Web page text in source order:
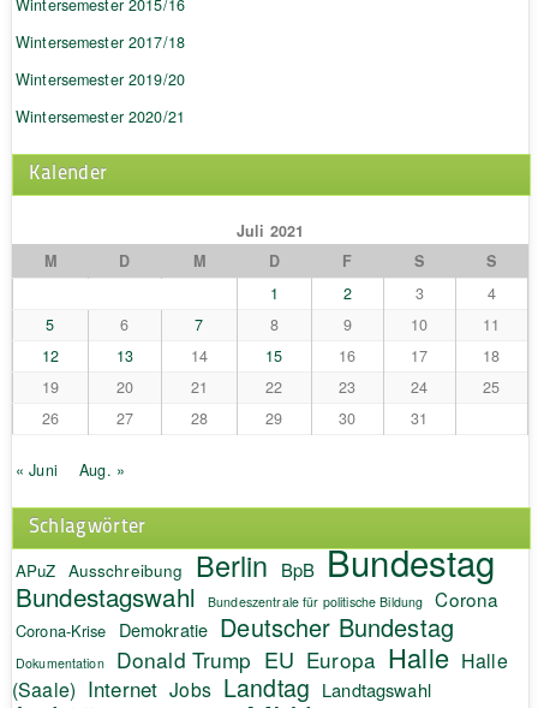
Wintersemester 2015/16
Wintersemester 2017/18
Wintersemester 2019/20
Wintersemester 2020/21
Kalender
Juli 2021
M
D M D F S
S
1
2 3
4
5
6 7 8 9 10
11
12
13 14 15 16 17
18
19
20 21 22 23 24
25
26
27 28 29 30 31
« Juni Aug. »
Schlagwörter
APuZ Ausschreibung Berlin BpB Bundestag
Bundestagswahl Bundeszentrale für politische Bildung Corona
Corona-Krise Demokratie Deutscher Bundestag
Dokumentation Donald Trump EU Europa Halle Halle
(Saale) Internet Jobs Landtag Landtagswahl